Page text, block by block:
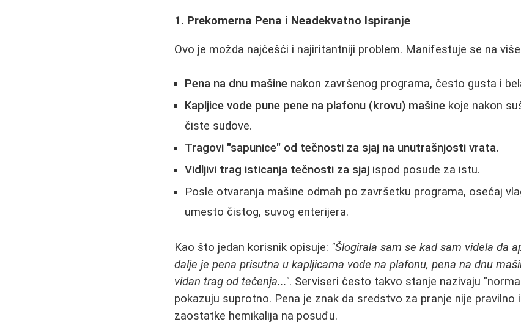
1. Prekomerna Pena i Neadekvatno Ispiranje
Ovo je možda najčešći i najiritantniji problem. Manifestuje se na
Pena na dnu mašine nakon završenog programa, često gusta i
Kapljice vode pune pene na plafonu (krovu) mašine koje nakon
čiste sudove.
Tragovi "sapunice" od tečnosti za sjaj na unutrašnjosti vrata.
Vidljivi trag isticanja tečnosti za sjaj ispod posude za istu.
Posle otvaranja mašine odmah po završetku programa, osećaj
umesto čistog, suvog enterijera.
Kao što jedan korisnik opisuje: "Šlogirala sam se kad sam videla da
dalje je pena prisutna u kapljicama vode na plafonu, pena na dnu
vidan trag od tečenja...". Serviseri često takvo stanje nazivaju
pokazuju suprotno. Pena je znak da sredstvo za pranje nije
zaostatke hemikalija na posuđu.